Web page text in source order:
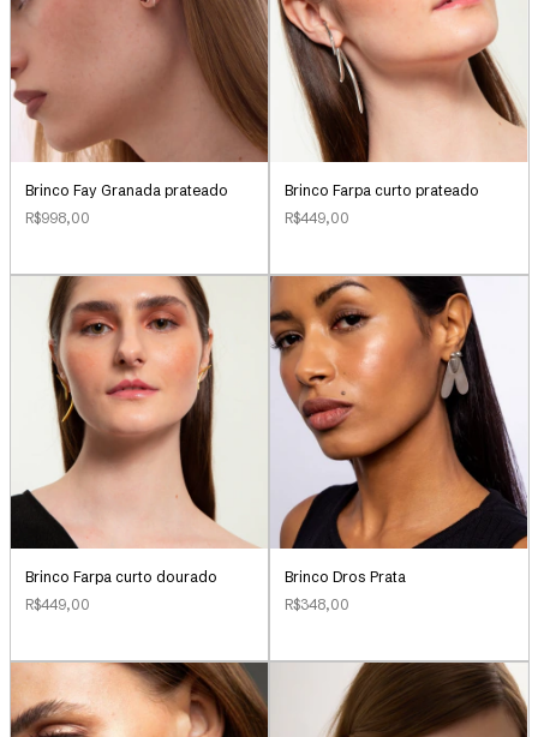
Brinco Fay Granada prateado
R$998,00
Brinco Farpa curto prateado
R$449,00
Brinco Farpa curto dourado
R$449,00
Brinco Dros Prata
R$348,00